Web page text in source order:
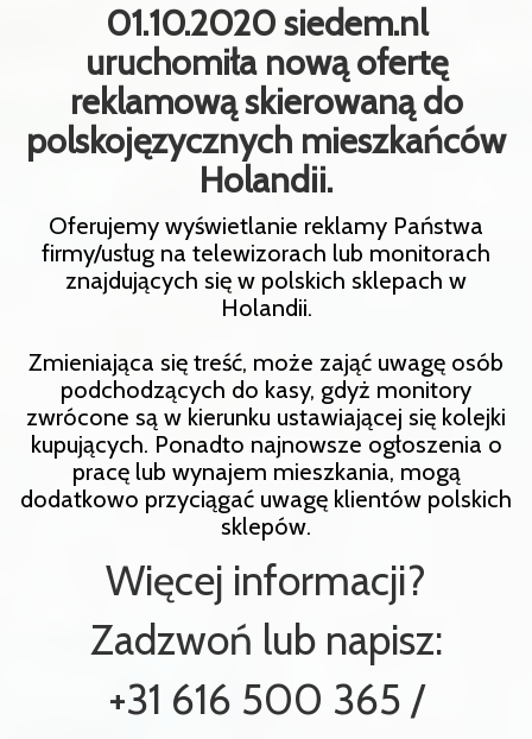
01.10.2020 siedem.nl
uruchomiła nową ofertę
reklamową skierowaną do
polskojęzycznych mieszkańców
Holandii.
Oferujemy wyświetlanie reklamy Państwa
firmy/usług na telewizorach lub monitorach
znajdujących się w polskich sklepach w
Holandii.
Zmieniająca się treść, może zająć uwagę osób
podchodzących do kasy, gdyż monitory
zwrócone są w kierunku ustawiającej się kolejki
kupujących. Ponadto najnowsze ogłoszenia o
pracę lub wynajem mieszkania, mogą
dodatkowo przyciągać uwagę klientów polskich
sklepów.
Więcej informacji?
Zadzwoń lub napisz:
+31 616 500 365 /